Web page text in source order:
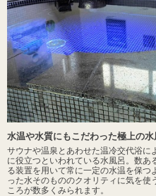
水温や水質にもこだわった極上の水
サウナや温泉とあわせた温冷交代浴に
に役立つといわれている水風呂。数
る装置を用いて常に一定の水温を保
った水そのもののクオリティに気を使
ころが数多くみられます。